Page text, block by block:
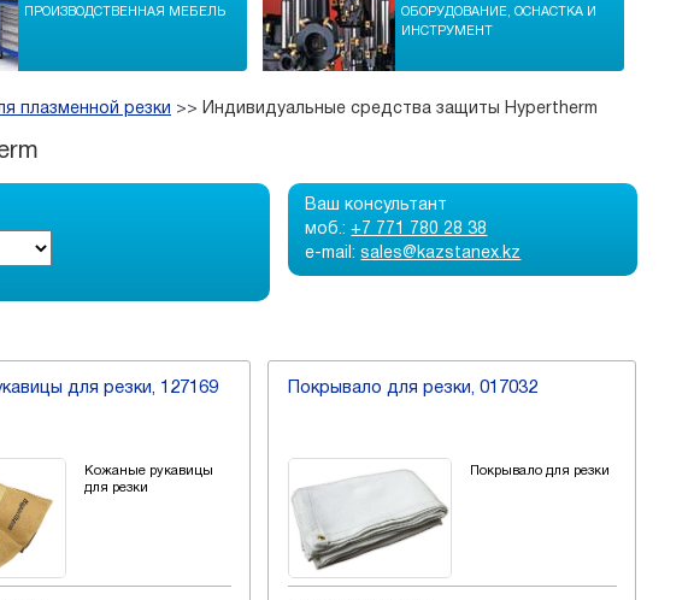
ПРОИЗВОДСТВЕННАЯ МЕБЕЛЬ
ОБОРУДОВАНИЕ, ОСНАСТКА И
ИНСТРУМЕНТ
плазменной резки >> Индивидуальные средства защиты Hypertherm
Ваш консультант
моб.:+7 771 780 28 38
e-mail:sales@kazstanex.kz
для резки, 127169
Кожаные рукавицы
для резки
Покрывало для резки, 017032
Покрывало для резки